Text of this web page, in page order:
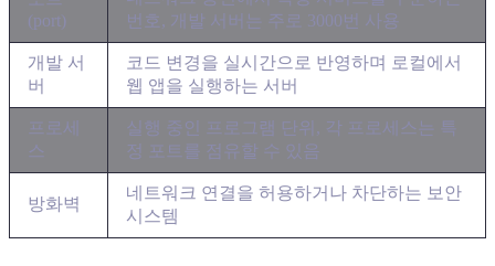
(port)
번호, 개발 서버는 주로 3000번 사용
개발 서
버
코드 변경을 실시간으로 반영하며 로컬에서
웹 앱을 실행하는 서버
프로세
스
실행 중인 프로그램 단위, 각 프로세스는 특
정 포트를 점유할 수 있음
방화벽
네트워크 연결을 허용하거나 차단하는 보안
시스템